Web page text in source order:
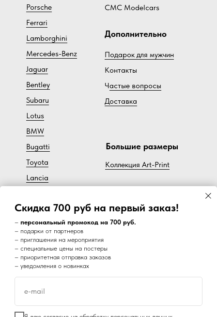
Скидка 700 руб на первый заказ!
– персональный промокод на 700 руб.
– подарки от партнеров
– приглашения на мероприятия
– специальные цены на постеры
– приоритетная отправка заказов
– уведомления о новинках
e-mail
Disclaimer
Наш супер канал в Telegram:
Porsche
Ferrari
Lamborghini
Mercedes-Benz
Jaguar
Bentley
Subaru
Lotus
BMW
Bugatti
Toyota
Lancia
Volvo
CMC Modelcars
Дополнительно
Подарок для мужчин
Контакты
Частые вопросы
Доставка
Большие размеры
Коллекция Art-Print